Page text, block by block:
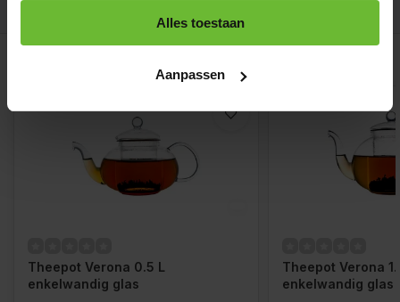
Alles toestaan
Aanpassen
Theepot Verona 0.5 L
enkelwandig glas
Theepot Verona
enkelwandig glas